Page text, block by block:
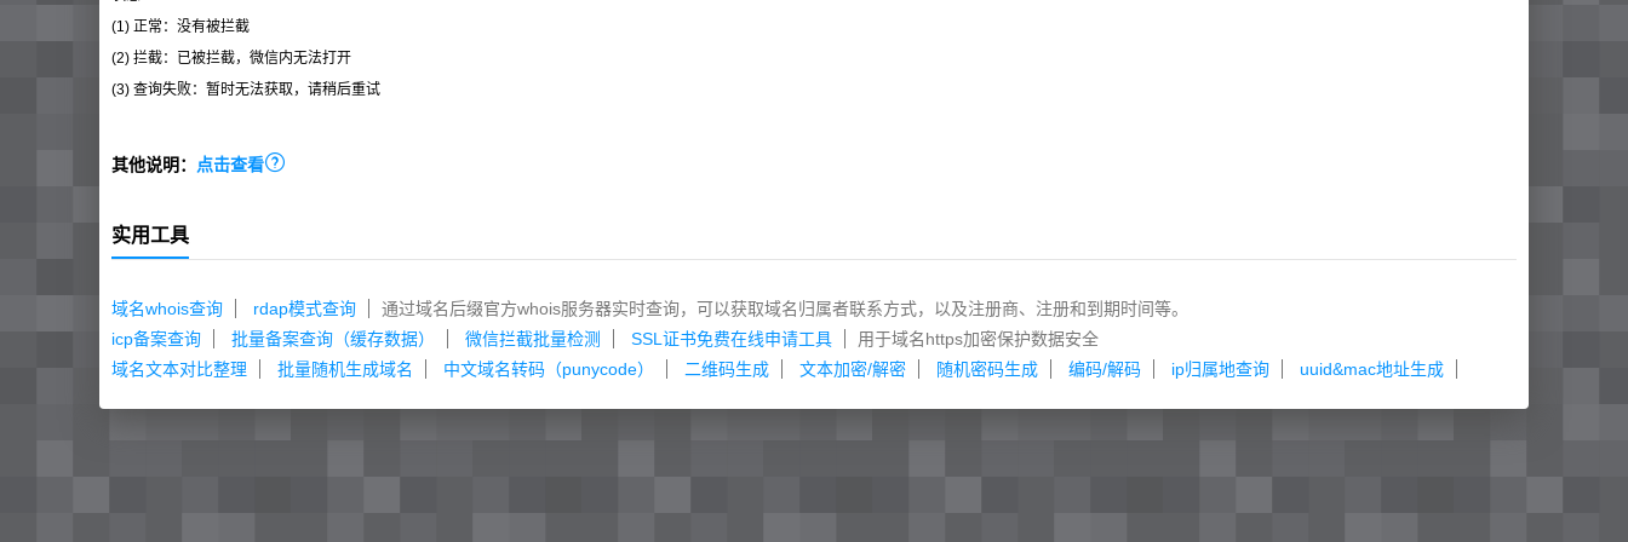
(1) 正常：没有被拦截
(2) 拦截：已被拦截，微信内无法打开
(3) 查询失败：暂时无法获取，请稍后重试
其他说明： 点击查看
实用工具
域名whois查询 rdap模式查询
通过域名后缀官方whois服务器实时查询，可以获取域名归属者联系方式，以及注册商、注册和到期时间等。
icp备案查询
批量备案查询（缓存数据） 微信拦截批量检测 SSL证书免费在线申请工具
用于域名https加密保护数据安全
域名文本对比整理
批量随机生成域名 中文域名转码（punycode） 二维码生成 文本加密/解密 随机密码生成 编码/解码 ip归属地查询 uuid&mac地址生成